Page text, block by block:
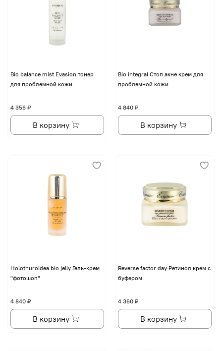
Bio balance mist Evasion тонер
для проблемной кожи
4 356 ₽
В корзину
Bio integral Стоп акне крем для
проблемной кожи
4 840 ₽
В корзину
Holothuroidea bio jelly Гель-крем
"фотошоп"
4 840 ₽
В корзину
Reverse factor day Ретинол крем с
буфером
4 360 ₽
В корзину